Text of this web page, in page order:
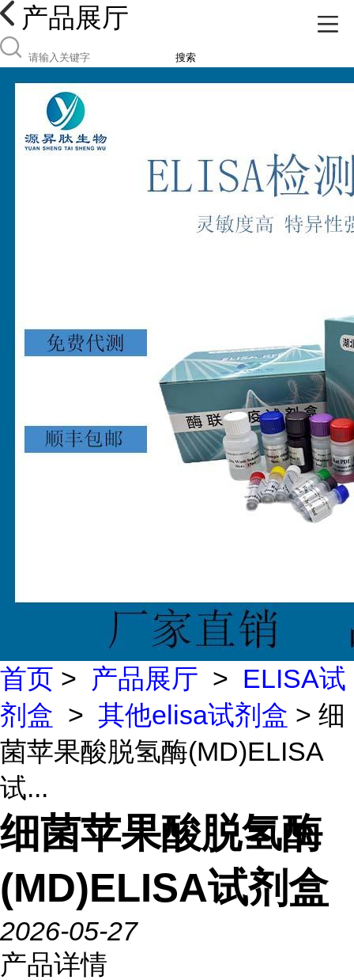
产品展厅
搜索
首页 > 产品展厅 > ELISA试
剂盒 > 其他elisa试剂盒 > 细
菌苹果酸脱氢酶(MD)ELISA
试...
细菌苹果酸脱氢酶
(MD)ELISA试剂盒
2026-05-27
产品详情